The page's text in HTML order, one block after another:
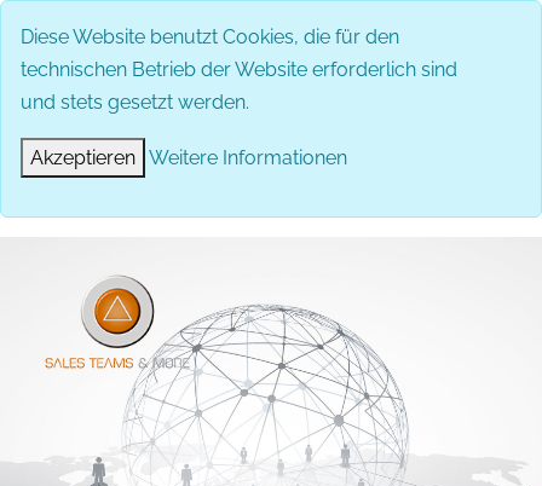
Diese Website benutzt Cookies, die für den
technischen Betrieb der Website erforderlich sind
und stets gesetzt werden.
Akzeptieren Weitere Informationen